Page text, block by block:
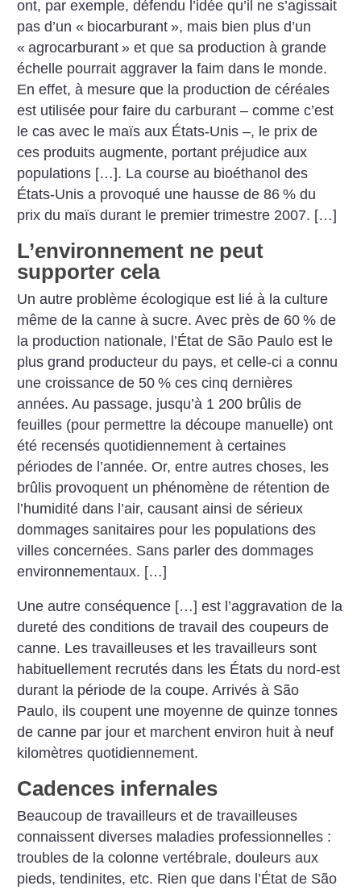
ont, par exemple, défendu l’idée qu’il ne s’agissait
pas d’un « biocarburant », mais bien plus d’un
« agrocarburant » et que sa production à grande
échelle pourrait aggraver la faim dans le monde.
En effet, à mesure que la production de céréales
est utilisée pour faire du carburant – comme c’est
le cas avec le maïs aux États-Unis –, le prix de
ces produits augmente, portant préjudice aux
populations […]. La course au bioéthanol des
États-Unis a provoqué une hausse de 86 % du
prix du maïs durant le premier trimestre 2007. […]
L’environnement ne peut
supporter cela
Un autre problème écologique est lié à la culture
même de la canne à sucre. Avec près de 60 % de
la production nationale, l’État de São Paulo est le
plus grand producteur du pays, et celle-ci a connu
une croissance de 50 % ces cinq dernières
années. Au passage, jusqu’à 1 200 brûlis de
feuilles (pour permettre la découpe manuelle) ont
été recensés quotidiennement à certaines
périodes de l’année. Or, entre autres choses, les
brûlis provoquent un phénomène de rétention de
l’humidité dans l’air, causant ainsi de sérieux
dommages sanitaires pour les populations des
villes concernées. Sans parler des dommages
environnementaux. […]
Une autre conséquence […] est l’aggravation de la
dureté des conditions de travail des coupeurs de
canne. Les travailleuses et les travailleurs sont
habituellement recrutés dans les États du nord-est
durant la période de la coupe. Arrivés à São
Paulo, ils coupent une moyenne de quinze tonnes
de canne par jour et marchent environ huit à neuf
kilomètres quotidiennement.
Cadences infernales
Beaucoup de travailleurs et de travailleuses
connaissent diverses maladies professionnelles :
troubles de la colonne vertébrale, douleurs aux
pieds, tendinites, etc. Rien que dans l’État de São